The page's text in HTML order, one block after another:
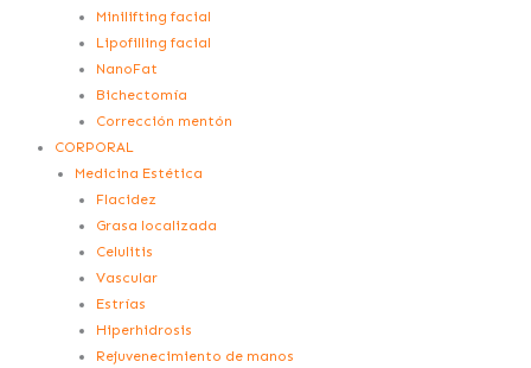
Minilifting facial
Lipofilling facial
NanoFat
Bichectomía
Corrección mentón
CORPORAL
Medicina Estética
Flacidez
Grasa localizada
Celulitis
Vascular
Estrías
Hiperhidrosis
Rejuvenecimiento de manos